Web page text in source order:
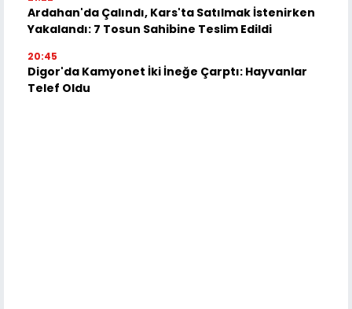
Ardahan'da Çalındı, Kars'ta Satılmak İstenirken
Yakalandı: 7 Tosun Sahibine Teslim Edildi
20:45
Digor'da Kamyonet İki İneğe Çarptı: Hayvanlar
Telef Oldu